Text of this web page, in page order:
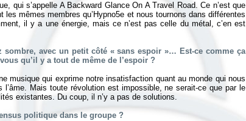
qui s’appelle A Backward Glance On A Travel Road. Ce n’est que
les mêmes membres qu’Hypno5e et nous tournons dans différentes
il y a une énergie, mais ce n’est pas celle du métal, c’en est
avec un petit côté « sans espoir »… Est-ce comme ça
qu’il y a tout de même de l’espoir ?
musique qui exprime notre insatisfaction quant au monde qui nous
Mais toute révolution est impossible, ne serait-ce que par le
existantes. Du coup, il n’y a pas de solutions.
politique dans le groupe ?